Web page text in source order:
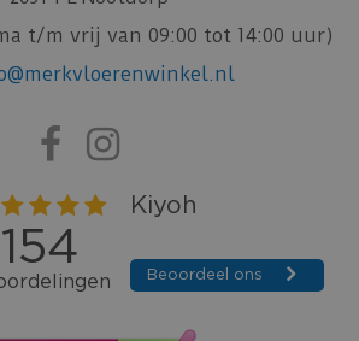
t/m vrij van 09:00 tot 14:00 uur)